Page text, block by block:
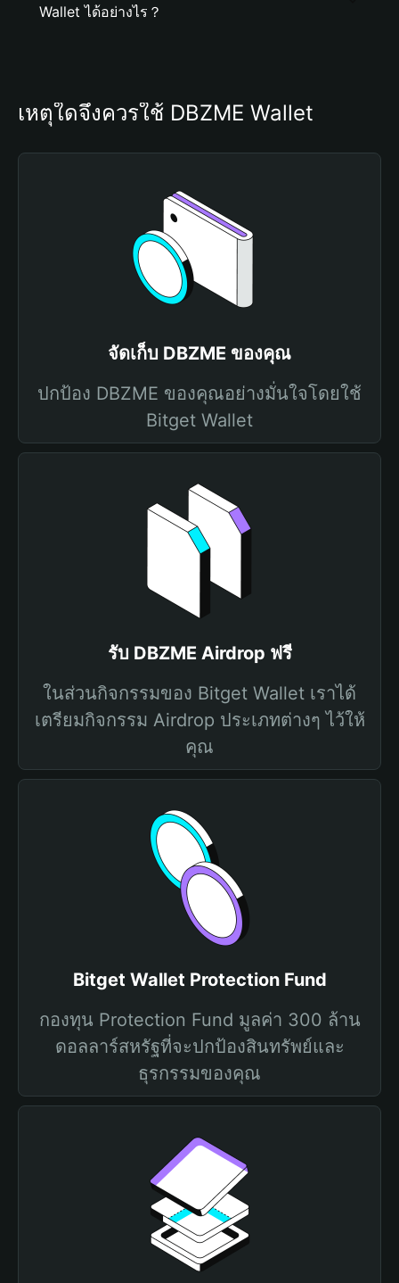
Wallet ได้อย่างไร？
เหตุใดจึงควรใช้ DBZME Wallet
จัดเก็บ DBZME ของคุณ
ปกป้อง DBZME ของคุณอย่างมั่นใจโดยใช้
Bitget Wallet
รับ DBZME Airdrop ฟรี
ในส่วนกิจกรรมของ Bitget Wallet เราได้
เตรียมกิจกรรม Airdrop ประเภทต่างๆ ไว้ให้
คุณ
Bitget Wallet Protection Fund
กองทุน Protection Fund มูลค่า 300 ล้าน
ดอลลาร์สหรัฐที่จะปกป้องสินทรัพย์และ
ธุรกรรมของคุณ